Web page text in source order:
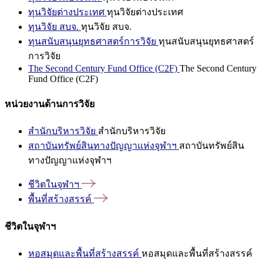
ทุนวิจัยต่างประเทศ ทุนวิจัยต่างประเทศ
ทุนวิจัย สบจ. ทุนวิจัย สบจ.
ทุนสนับสนุนยุทธศาสตร์การวิจัย ทุนสนับสนุนยุทธศาสตร์
การวิจัย
The Second Century Fund Office (C2F) The Second Century
Fund Office (C2F)
หน่วยงานด้านการวิจัย
สำนักบริหารวิจัย สำนักบริหารวิจัย
สถาบันทรัพย์สินทางปัญญาแห่งจุฬาฯ สถาบันทรัพย์สิน
ทางปัญญาแห่งจุฬาฯ
ชีวิตในจุฬาฯ
พื้นที่สร้างสรรค์
ชีวิตในจุฬาฯ
หอสมุดและพื้นที่สร้างสรรค์ หอสมุดและพื้นที่สร้างสรรค์